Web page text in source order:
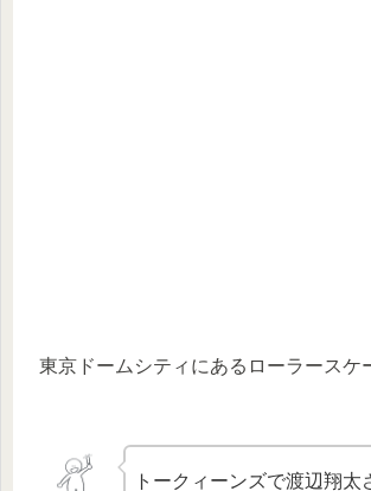
東京ドームシティにあるローラースケ
トークィーンズで渡辺翔太